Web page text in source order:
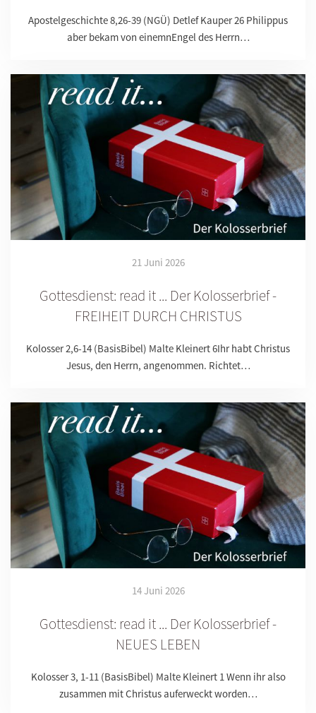
Apostelgeschichte 8,26-39 (NGÜ) Detlef Kauper 26 Philippus
aber bekam von einemnEngel des Herrn…
21 Juni 2026
Gottesdienst: read it ... Der Kolosserbrief -
FREIHEIT DURCH CHRISTUS
Kolosser 2,6-14 (BasisBibel) Malte Kleinert 6Ihr habt Christus
Jesus, den Herrn, angenommen. Richtet…
14 Juni 2026
Gottesdienst: read it ... Der Kolosserbrief -
NEUES LEBEN
Kolosser 3, 1-11 (BasisBibel) Malte Kleinert 1 Wenn ihr also
zusammen mit Christus auferweckt worden…